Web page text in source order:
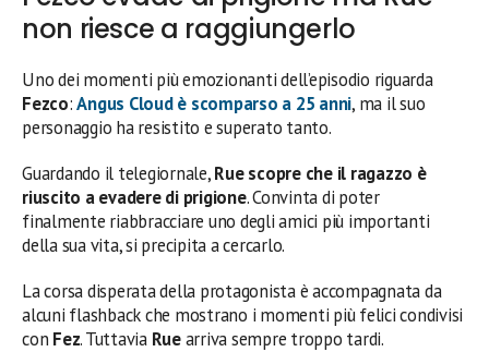
non riesce a raggiungerlo
Uno dei momenti più emozionanti dell’episodio riguarda
Fezco:Angus Cloudè scomparso a 25 anni, ma il suo
personaggio ha resistito e superato tanto.
Guardando il telegiornale,Rue scopre che il ragazzo è
riuscito a evadere di prigione. Convinta di poter
finalmente riabbracciare uno degli amici più importanti
della sua vita, si precipita a cercarlo.
La corsa disperata della protagonista è accompagnata da
alcuni flashback che mostrano i momenti più felici condivisi
con Fez. Tuttavia Ruearriva sempre troppo tardi.